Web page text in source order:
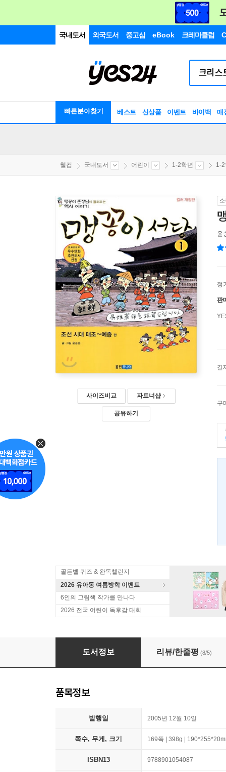
국내도서 외국도서 중고샵 eBook 크레마클럽
빠른분야찾기 베스트 신상품 이벤트 바이백 매
웰컴 국내도서 어린이 1-2학년 1-
사이즈비교 파트너샵
공유하기
윤
정
판
결
구
골든벨 퀴즈 & 완독챌린지
2026 유아동 여름방학 이벤트
6인의 그림책 작가를 만나다
2026 전국 어린이 독후감 대회
맹꽁이 서당 1
도서정보 리뷰/한줄평 (8/5)
품목정보
발행일 2005년 12월 10일
쪽수, 무게, 크기 169쪽 | 398g |
ISBN13 9788901054087